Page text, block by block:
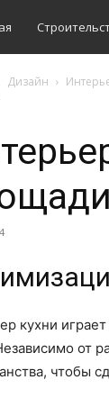
Дизайн
кухни
от
чтобы